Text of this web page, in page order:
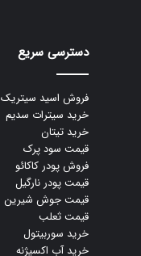
دسترسی سریع
فروش اسید سیتریک
خرید سیترات سدیم
خرید تیتان
قیمت سود پرک
فروش پودر کاکائو
قیمت پودر نارگیل
قیمت جوش شیرین
قیمت ثعلب
خرید سوربیتول
خرید آب اکسیژنه